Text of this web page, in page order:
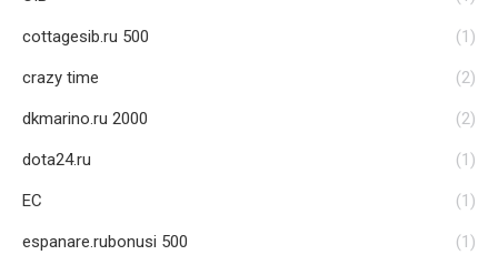
cottagesib.ru 500 (1)
crazy time (2)
dkmarino.ru 2000 (2)
dota24.ru (1)
EC (1)
espanare.rubonusi 500 (1)